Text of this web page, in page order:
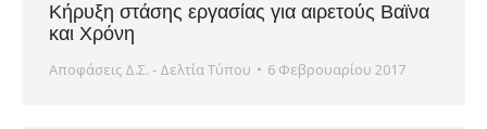
Κήρυξη στάσης εργασίας για αιρετούς Βαϊνα
και Χρόνη
Αποφάσεις Δ.Σ. - Δελτία Τύπου 6 Φεβρουαρίου 2017